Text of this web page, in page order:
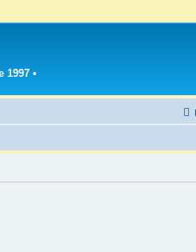
1997 •